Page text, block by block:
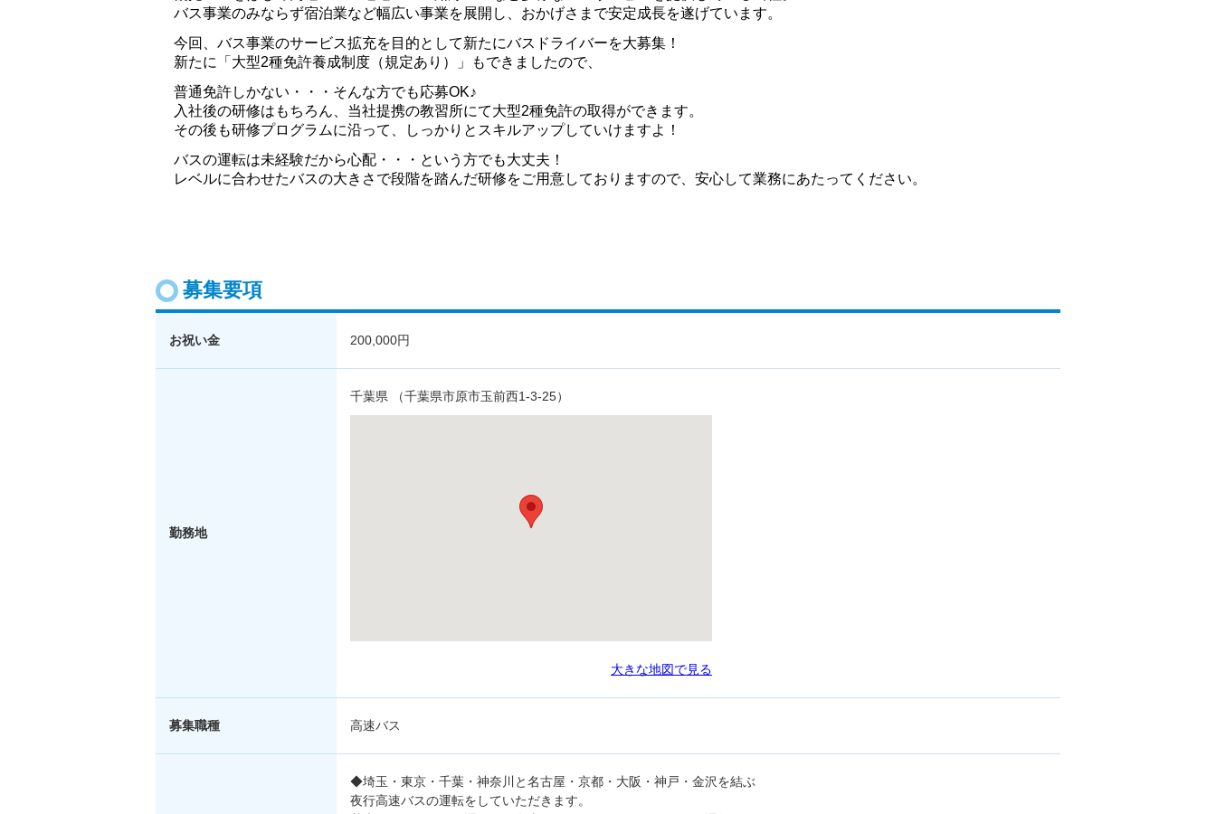
募集要項
お祝い金 200,000円
勤務地
千葉県 （千葉県市原市玉前西1-3-25）
大きな地図で見る
募集職種 高速バス
◆埼玉・東京・千葉・神奈川と名古屋・京都・大阪・神戸・金沢を結ぶ
夜行高速バスの運転をしていただきます。